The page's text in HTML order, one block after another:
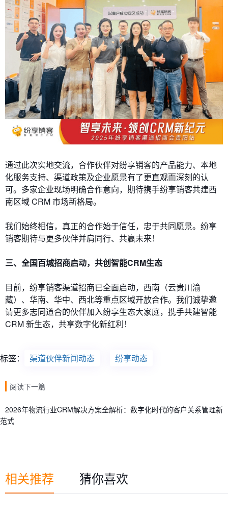
通过此次实地交流，合作伙伴对纷享销客的产品能力、本地
化服务支持、渠道政策及企业愿景有了更直观而深刻的认
可。多家企业现场明确合作意向，期待携手纷享销客共建西
南区域 CRM 市场新格局。
我们始终相信，真正的合作始于信任，忠于共同愿景。纷享
销客期待与更多伙伴并肩同行、共赢未来！
三、 全国百城招商启动， 共创智能CRM生态
目前，纷享销客渠道招商已全面启动，西南（云贵川渝
藏）、华南、华中、西北等重点区域开放合作。我们诚挚邀
请更多志同道合的伙伴加入纷享生态大家庭，携手共建智能
CRM 新生态，共享数字化新红利！
标签： 渠道伙伴新闻动态 纷享动态
阅读下一篇
2026年物流行业CRM解决方案全解析：数字化时代的客户关系管理新
范式
相关推荐 猜你喜欢